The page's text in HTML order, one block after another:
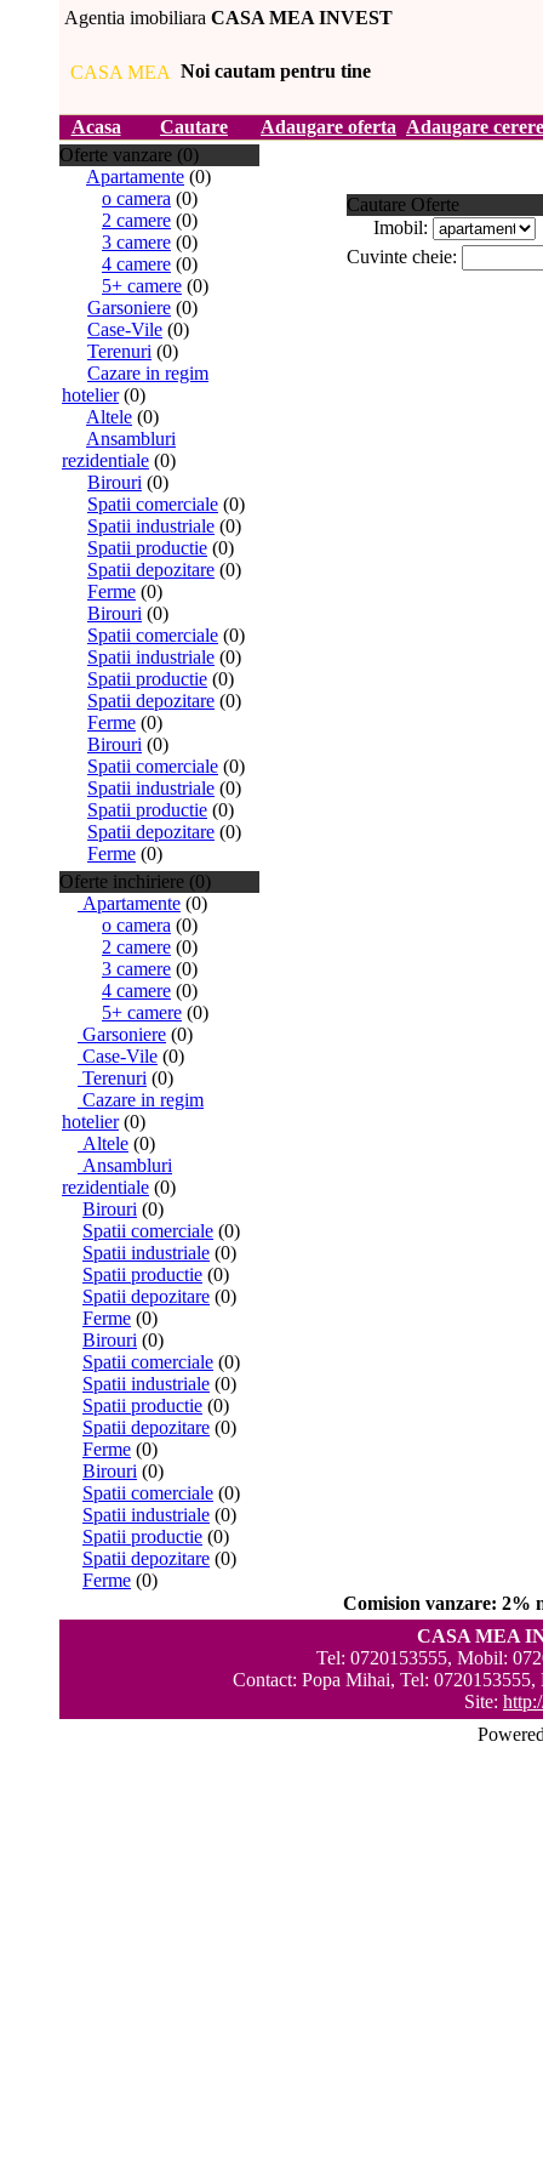
Agentia imobiliara CASA MEA INVEST
Noi cautam pentru tine
Acasa Cautare Adaugare oferta Adaugare cerere
Oferte vanzare (0)
Apartamente (0)
o camera (0)
2 camere (0)
3 camere (0)
4 camere (0)
5+ camere (0)
Garsoniere (0)
Case-Vile (0)
Terenuri (0)
Cazare in regim
hotelier(0)
Altele (0)
Ansambluri
rezidentiale (0)
Birouri (0)
Spatii comerciale (0)
Spatii industriale (0)
Spatii productie (0)
Spatii depozitare (0)
Ferme (0)
Birouri (0)
Spatii comerciale (0)
Spatii industriale (0)
Spatii productie (0)
Spatii depozitare (0)
Ferme (0)
Birouri (0)
Spatii comerciale (0)
Spatii industriale (0)
Spatii productie (0)
Spatii depozitare (0)
Ferme (0)
Oferte inchiriere (0)
Apartamente (0)
o camera (0)
2 camere (0)
3 camere (0)
4 camere (0)
5+ camere (0)
Garsoniere (0)
Case-Vile (0)
Terenuri (0)
Cazare in regim
hotelier(0)
Altele (0)
Ansambluri
rezidentiale (0)
Birouri (0)
Spatii comerciale (0)
Spatii industriale (0)
Spatii productie (0)
Spatii depozitare (0)
Ferme (0)
Birouri (0)
Spatii comerciale (0)
Spatii industriale (0)
Spatii productie (0)
Spatii depozitare (0)
Ferme (0)
Birouri (0)
Spatii comerciale (0)
Spatii industriale (0)
Spatii productie (0)
Spatii depozitare (0)
Ferme (0)
Cautare Oferte
Imobil:
Cuvinte cheie:
Comision vanzare: 2%
CASA MEA
Tel: 0720153555, Mobil:
Contact: Popa Mihai, Tel:
Site: